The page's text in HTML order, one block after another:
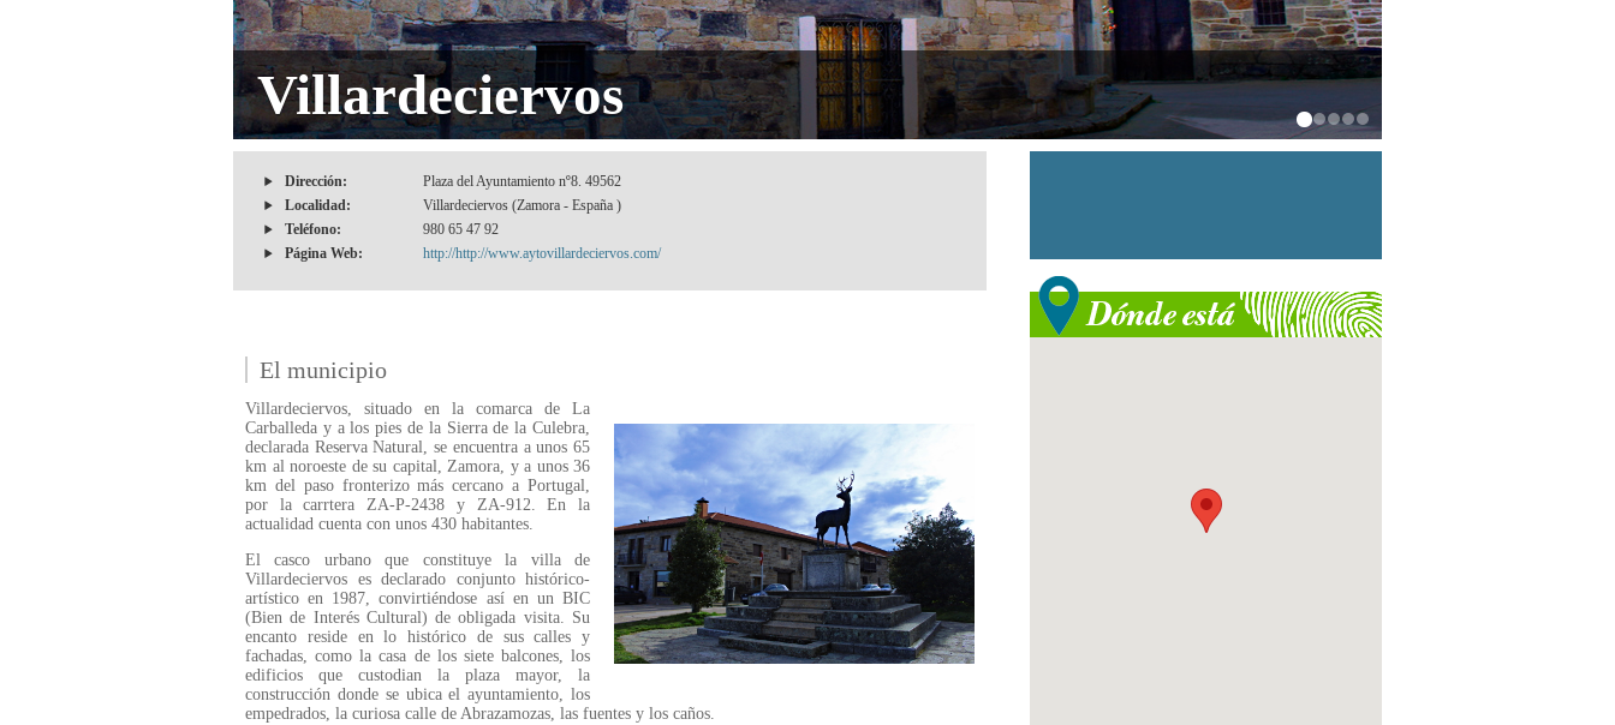
Villardeciervos
Dirección:
Plaza del Ayuntamiento nº8. 49562
Localidad:
Villardeciervos (Zamora - España )
Teléfono:
980 65 47 92
Página Web:
http://http://www.aytovillardeciervos.com/
El municipio
Villardeciervos, situado en la comarca de La
Carballeda y a los pies de la Sierra de la Culebra,
declarada Reserva Natural, se encuentra a unos 65
km al noroeste de su capital, Zamora, y a unos 36
km del paso fronterizo más cercano a Portugal,
por la carrtera ZA-P-2438 y ZA-912. En la
actualidad cuenta con unos 430 habitantes.
El casco urbano que constituye la villa de
Villardeciervos es declarado conjunto histórico-
artístico en 1987, convirtiéndose así en un BIC
(Bien de Interés Cultural) de obligada visita. Su
encanto reside en lo histórico de sus calles y
fachadas, como la casa de los siete balcones, los
edificios que custodian la plaza mayor, la
construcción donde se ubica el ayuntamiento, los
empedrados, la curiosa calle de Abrazamozas, las fuentes y los caños.